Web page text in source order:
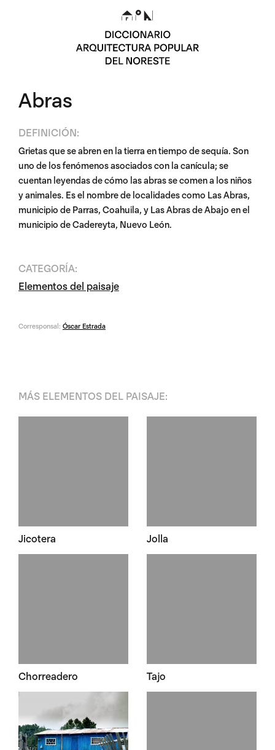
Abras
DEFINICIÓN:
Grietas que se abren en la tierra en tiempo de sequía. Son
uno de los fenómenos asociados con la canícula; se
cuentan leyendas de cómo las abras se comen a los niños
y animales. Es el nombre de localidades como Las Abras,
municipio de Parras, Coahuila, y Las Abras de Abajo en el
municipio de Cadereyta, Nuevo León.
CATEGORÍA:
Elementos del paisaje
Corresponsal: Óscar Estrada
MÁS ELEMENTOS DEL PAISAJE:
Jicotera Jolla
Chorreadero Tajo